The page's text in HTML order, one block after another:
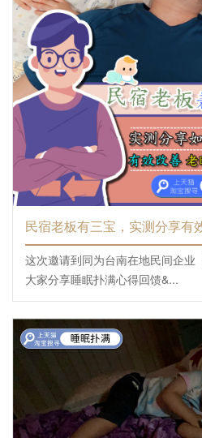
民宿老板有三宝，实测分享有
这次邀请到同为台南在地民间企业
大家分享睡眠扑满心得回馈&...